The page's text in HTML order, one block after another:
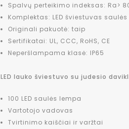
Spalvų perteikimo indeksas: Ra>
Komplektas: LED šviestuvas
Originali pakuotė: taip
Sertifikatai: UL, CCC, RoHS, CE
Neperšlampama klasė: IP65
LED lauko šviestuvo su judesio
100 LED saulės lempa
Vartotojo vadovas
Tvirtinimo kaiščiai ir varžtai